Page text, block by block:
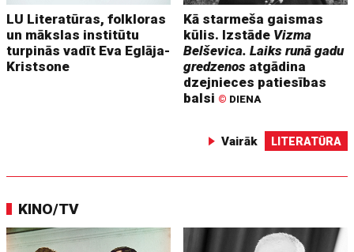
LU Literatūras, folkloras
un mākslas institūtu
turpinās vadīt Eva Eglāja-
Kristsone
Kā starmeša gaismas
kūlis. Izstāde Vizma
Belševica. Laiks runā gadu
gredzenos atgādina
dzejnieces patiesības
balsi © DIENA
Vairāk LITERATŪRA
KINO/TV